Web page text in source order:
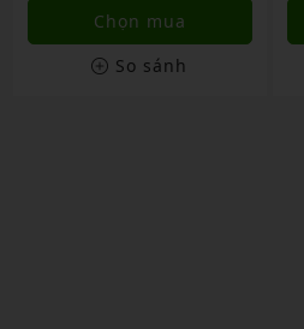
Chọn mua
So sánh